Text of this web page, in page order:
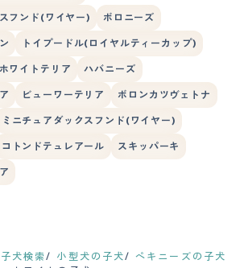
フンド(ワイヤー) ボロニーズ
トイプードル(ロイヤルティーカップ)
ワイトテリア ハバニーズ
ビューワーテリア ボロンカツヴェトナ
ミニチュアダックスフンド(ワイヤー)
コトンドテュレアール スキッパーキ
子犬検索 小型犬の子犬
ペキニーズの子犬